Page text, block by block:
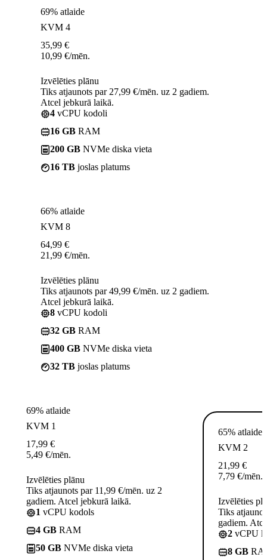
69% atlaide
KVM 4
35,99 €
10,99 €/mēn.
Izvēlēties plānu
Tiks atjaunots par 27,99 €/mēn. uz 2 gadiem.
Atcel jebkurā laikā.
4 vCPU kodoli
16 GB RAM
200 GB NVMe diska vieta
16 TB joslas platums
66% atlaide
KVM 8
64,99 €
21,99 €/mēn.
Izvēlēties plānu
Tiks atjaunots par 49,99 €/mēn. uz 2 gadiem.
Atcel jebkurā laikā.
8 vCPU kodoli
32 GB RAM
400 GB NVMe diska vieta
32 TB joslas platums
69% atlaide
KVM 1
17,99 €
5,49 €/mēn.
Izvēlēties plānu
Tiks atjaunots par 11,99 €/mēn. uz 2
gadiem. Atcel jebkurā laikā.
1 vCPU kodols
4 GB RAM
50 GB NVMe diska vieta
65% atlaide
KVM 2
21,99 €
7,79 €/mēn.
Izvēlēties
Tiks
gadiem.
2 vCPU
8 GB